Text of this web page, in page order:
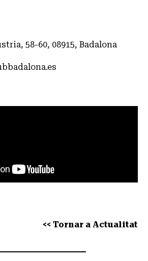
58-60, 08915, Badalona
<< Tornar a Actualitat